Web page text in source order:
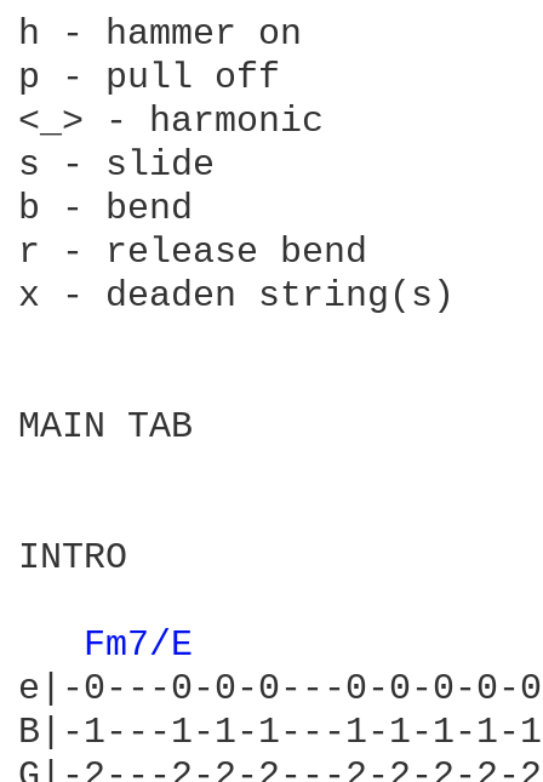
h - hammer on
p - pull off
<_> - harmonic
s - slide
b - bend
r - release bend
x - deaden string(s)
MAIN TAB
INTRO
Fm7/E
e|-0---0-0-0---0-0-0-0-
B|-1---1-1-1---1-1-1-1-